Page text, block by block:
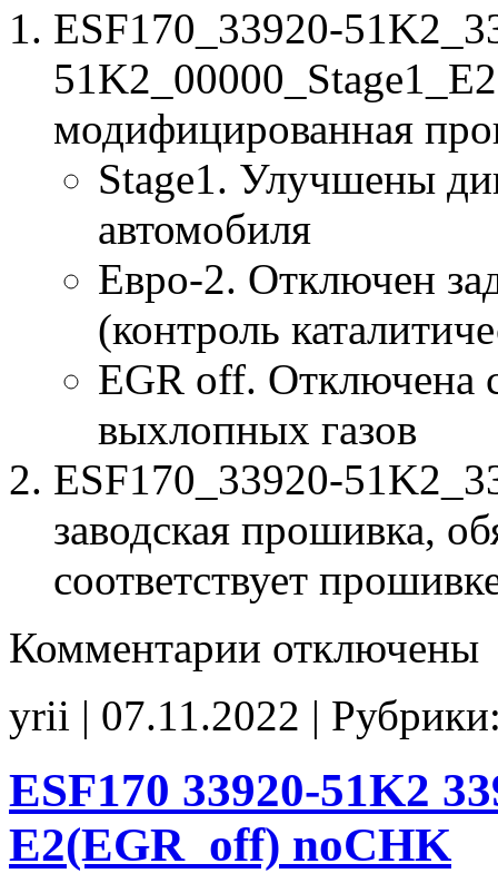
ESF170_33920-
модифицированная
Stage1. Улучшены
автомобиля
Евро-2. Отключен
(контроль
EGR off. Отключена
выхлопных газов
ESF170_33920-
заводская прошивка,
соответствует
Комментарии записи
51K2
33920-
00000
Stage1
E2(EGR_off)
noCHK
отключены
yrii | 07.11.2022 |
ESF170 33920-51K2
E2(EGR_off) noCHK